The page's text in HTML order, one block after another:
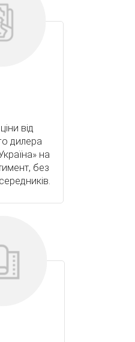
від
дилера
на
без